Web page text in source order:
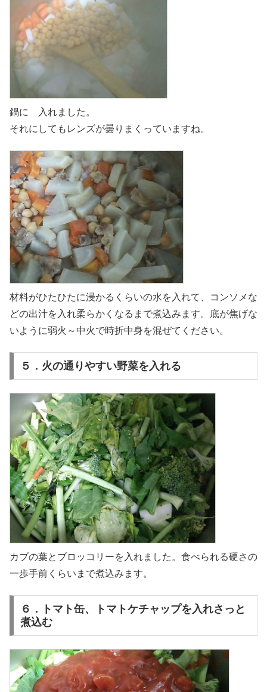
鍋に 入れました。
それにしてもレンズが曇りまくっていますね。
材料がひたひたに浸かるくらいの水を入れて、コンソメな
どの出汁を入れ柔らかくなるまで煮込みます。底が焦げな
いように弱火～中火で時折中身を混ぜてください。
５．火の通りやすい野菜を入れる
カブの葉とブロッコリーを入れました。食べられる硬さの
一歩手前くらいまで煮込みます。
６．トマト缶、トマトケチャップを入れさっと
煮込む